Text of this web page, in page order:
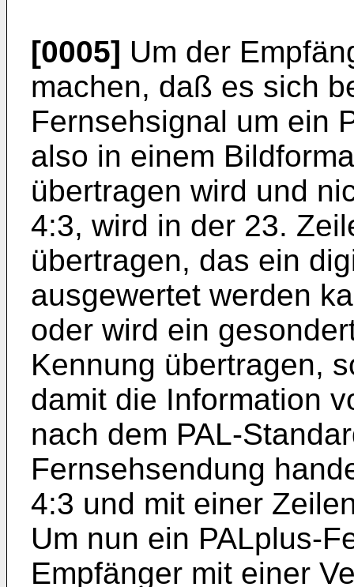
[0005] Um der
machen, daß es sich
Fernsehsignal um ein
also in einem
übertragen wird und
4:3, wird in der 23.
übertragen, das ein
ausgewertet werden
oder wird ein
Kennung übertragen,
damit die Information
nach dem PAL-
Fernsehsendung
4:3 und mit einer
Um nun ein PALplus-
Empfänger mit einer